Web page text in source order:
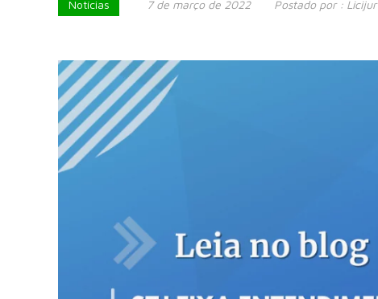
Notícias 7 de março de 2022 Postado por : Licijur